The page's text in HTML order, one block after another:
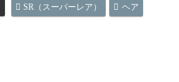
SR（スーパーレア） ヘア